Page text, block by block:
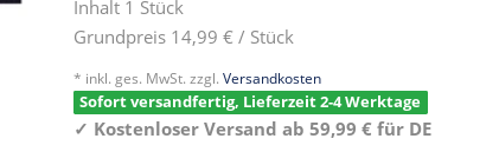
Inhalt 1 Stück
Grundpreis 14,99 € / Stück
* inkl. ges. MwSt. zzgl. Versandkosten
Sofort versandfertig, Lieferzeit 2-4 Werktage
✓ Kostenloser Versand ab 59,99 € für DE